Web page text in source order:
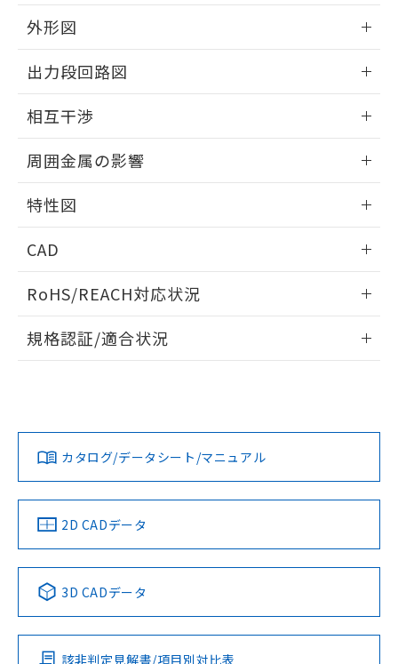
外形図
外形図
出力段回路図
出力段回路図
タイムチャート
相互干渉
相互干渉
A: 50mm以上、B: 35mm以上
周囲金属の影響
周囲金属の影響
上、n: 27mm以上
特性図
検出物体の大きさと材質による影響
検出領域
CAD
ドすることができます。
ログイン/会員登録
ダウンロードデータをご利用いただく前に、以下を必ずお読
みください。
ソフトウェアの使用条件
RoHS/REACH対応状況
EU RoHS 注意事項・凡例
対応済み
中国 RoHS 注意事項・凡例
Pb Hg Cd Cr(VI)
規格認証/適合状況
LR型式承認
（イギリス
船舶規格）
DNV型式承認
（ノルウェー
BV型式承認
（フランス
KR型式
（韓国
No No No No
この製品の規格認証/適合状況ページへ
その他の認証はこちらのページからご検索ください
カタログ/データシート/マニュアル
2D CADデータ
3D CADデータ
該非判定見解書/項目別対比表
をご了承ください。
の共同利用に関して"
の「1.共同利
用者の範囲」に記載されている法人を
指します。
EU RoHS指令（10物質）の非含有証明書
51物質の非含有証明書（当社基準）
るもので、過去に遡って非含有を証明する
ものではありません。
また、RoHS指令のフタル酸エステル類４
物質の対応では、対応完了までの期間は出
荷製品に未対応品が混在することから備考
欄に対応日を記載しておりました。
していることから、特段のことがない限
り、2022年1月12日より割愛しておりま